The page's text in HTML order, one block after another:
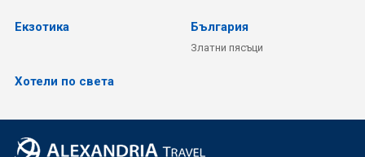
Екзотика България
Златни пясъци
Хотели по света